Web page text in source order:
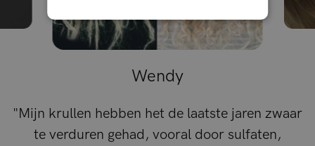
Wendy
"Mijn krullen hebben het de laatste jaren zwaar
te verduren gehad, vooral door sulfaten,